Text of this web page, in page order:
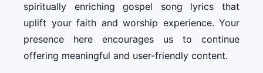
spiritually enriching gospel song lyrics that
uplift your faith and worship experience. Your
presence here encourages us to continue
offering meaningful and user-friendly content.